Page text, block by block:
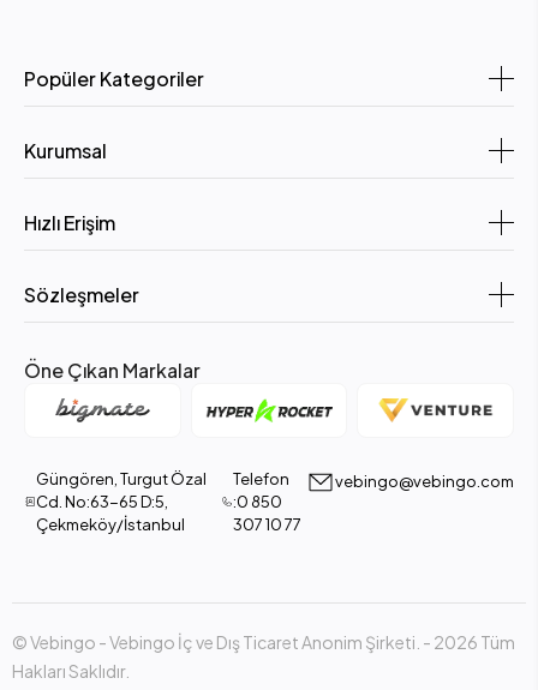
Popüler Kategoriler
Kurumsal
Hızlı Erişim
Sözleşmeler
Öne Çıkan Markalar
Güngören, Turgut Özal
Cd. No:63-65 D:5,
Çekmeköy/İstanbul
Telefon
:0 850
307 10 77
vebingo@vebingo.com
© Vebingo - Vebingo İç ve Dış Ticaret Anonim Şirketi. - 2026 Tüm
Hakları Saklıdır.